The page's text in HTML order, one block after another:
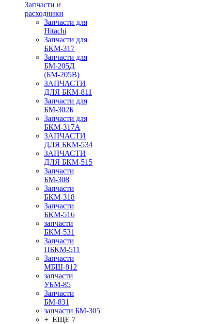
Запчасти и
расходники
Запчасти для
Hitachi
Запчасти для
БКМ-317
Запчасти для
БМ-205Д
(БМ-205В)
ЗАПЧАСТИ
ДЛЯ БКМ-811
Запчасти для
БМ-302Б
Запчасти для
БКМ-317А
ЗАПЧАСТИ
ДЛЯ БКМ-534
ЗАПЧАСТИ
ДЛЯ БКМ-515
Запчасти
БМ-308
Запчасти
БКМ-318
Запчасти
БКМ-516
запчасти
БКМ-531
Запчасти
ПБКМ-511
Запчасти
МБШ-812
запчасти
УБМ-85
Запчасти
БМ-831
запчасти БМ-305
+ ЕЩЕ 7